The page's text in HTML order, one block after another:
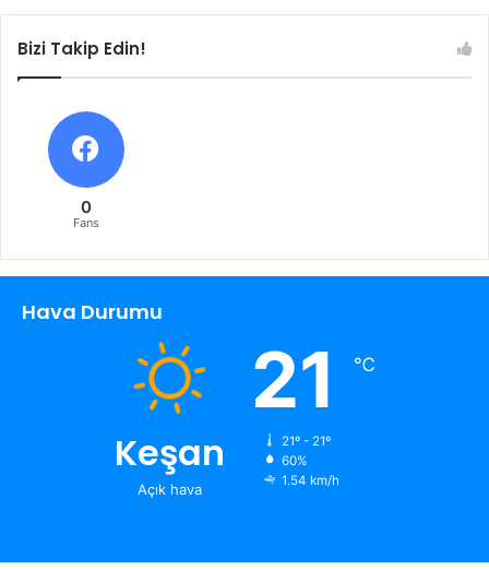
Bizi Takip Edin!
0
Fans
Hava Durumu
Keşan
Açık hava
21 ℃
21º - 21º
60%
1.54 km/h